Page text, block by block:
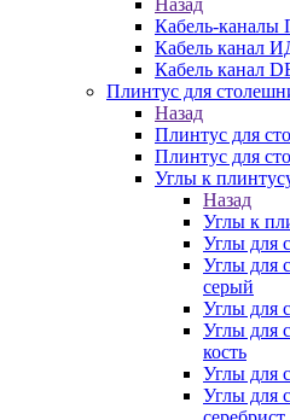
Назад
Кабель-
Кабель канал
Кабель канал
Плинтус для
Назад
Плинтус для
Плинтус для
Углы к
Назад
Углы к
Углы для
Углы для
серый
Углы для
Углы для
кость
Углы для
Углы для